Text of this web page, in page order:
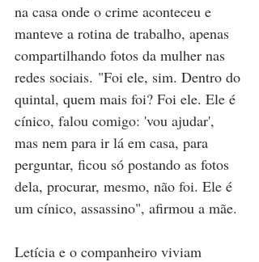
na casa onde o crime aconteceu e
manteve a rotina de trabalho, apenas
compartilhando fotos da mulher nas
redes sociais. "Foi ele, sim. Dentro do
quintal, quem mais foi? Foi ele. Ele é
cínico, falou comigo: 'vou ajudar',
mas nem para ir lá em casa, para
perguntar, ficou só postando as fotos
dela, procurar, mesmo, não foi. Ele é
um cínico, assassino", afirmou a mãe.
Letícia e o companheiro viviam